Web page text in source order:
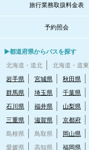
旅行業務取扱料金表
予約照会
▶都道府県からバスを探す
北海道・道北
北海道・道東
岩手県
宮城県 秋田県
群馬県
埼玉県 千葉県
石川県
福井県 山梨県
三重県
滋賀県 京都府
島根県
鳥取県 岡山県
愛媛県
高知県 福岡県